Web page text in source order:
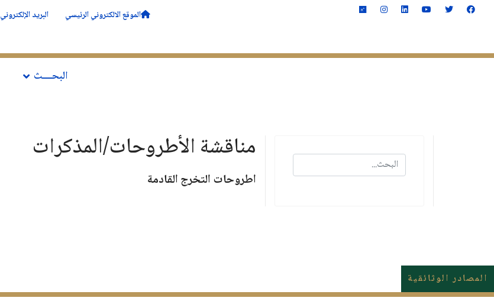
الموقع الالكتروني الرئيسي البريد الإلكتروني
البحــــث
البحث مناقشة الأطروحات/المذكرات
اطروحات التخرج القادمة
المصادر الوثائقية